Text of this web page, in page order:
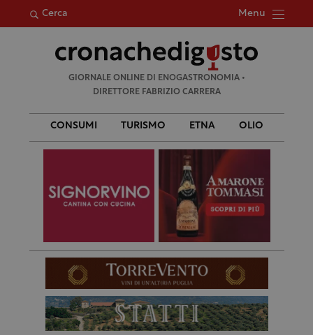
Cerca Menu
per:
GIORNALE ONLINE DI ENOGASTRONOMIA •
DIRETTORE FABRIZIO CARRERA
CONSUMI TURISMO ETNA OLIO